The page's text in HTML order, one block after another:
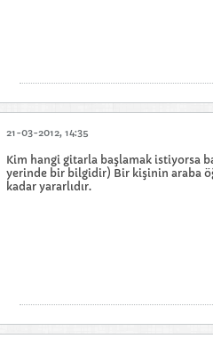
21-03-2012, 14:35
Kim hangi gitarla başlamak istiyorsa
yerinde bir bilgidir) Bir kişinin araba
kadar yararlıdır.